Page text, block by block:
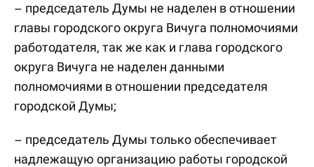
– председатель Думы не наделен в отношении
главы городского округа Вичуга полномочиями
работодателя, так же как и глава городского
округа Вичуга не наделен данными
полномочиями в отношении председателя
городской Думы;
– председатель Думы только обеспечивает
надлежащую организацию работы городской